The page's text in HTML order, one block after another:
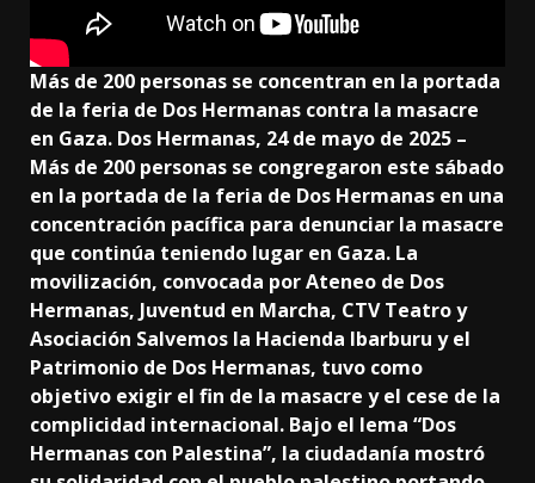
Más de 200 personas se concentran en la portada
de la feria de Dos Hermanas contra la masacre
en Gaza. Dos Hermanas, 24 de mayo de 2025 –
Más de 200 personas se congregaron este sábado
en la portada de la feria de Dos Hermanas en una
concentración pacífica para denunciar la masacre
que continúa teniendo lugar en Gaza. La
movilización, convocada por Ateneo de Dos
Hermanas, Juventud en Marcha, CTV Teatro y
Asociación Salvemos la Hacienda Ibarburu y el
Patrimonio de Dos Hermanas, tuvo como
objetivo exigir el fin de la masacre y el cese de la
complicidad internacional. Bajo el lema “Dos
Hermanas con Palestina”, la ciudadanía mostró